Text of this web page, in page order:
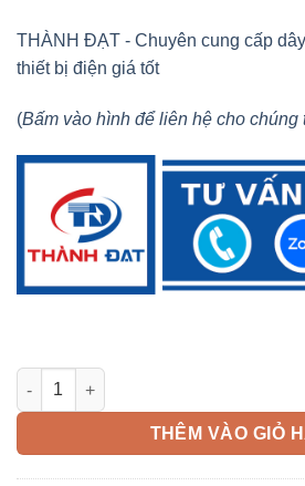
THÀNH ĐẠT - Chuyên cung cấp
thiết bị điện giá tốt
(Bấm vào hình để liên hệ cho chúng
Dây cáp điện CXV/DATA 25mm2
THÊM VÀO GIỎ